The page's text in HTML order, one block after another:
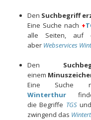
Den Suchbegriff
Eine Suche nach +
alle Seiten, auf
aber Webservices
Den
einem
Eine Suche
Winterthur
die Begriffe TGS
zwingend das